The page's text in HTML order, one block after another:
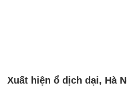
Xuất hiện ổ dịch dại, Hà